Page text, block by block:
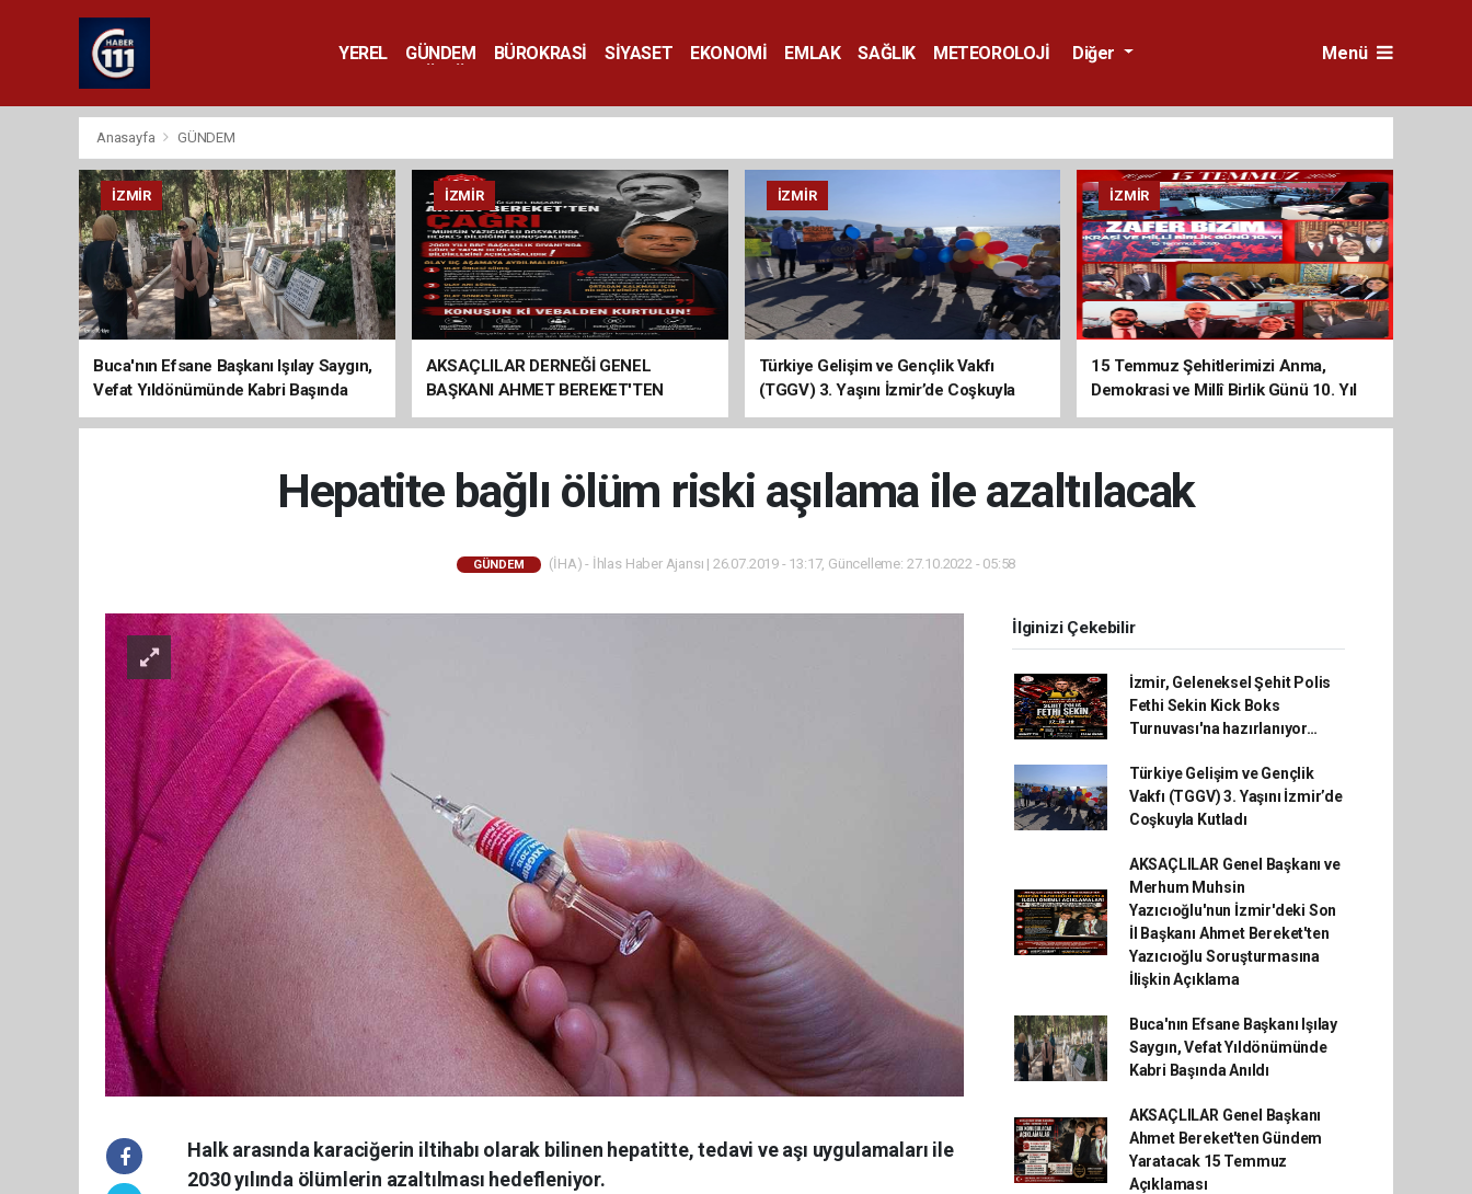
YEREL GÜNDEM BÜROKRASİ SİYASET EKONOMİ EMLAK SAĞLIK
METEOROLOJİ
Diğer Menü
Anasayfa GÜNDEM
İZMIR
Buca'nın Efsane Başkanı Işılay Saygın,
Vefat Yıldönümünde Kabri Başında
Anıldı
İZMIR
AKSAÇLILAR DERNEĞİ GENEL
BAŞKANI AHMET BEREKET'TEN
ÇAĞRI
İZMIR
Türkiye Gelişim ve Gençlik Vakfı
(TGGV) 3. Yaşını İzmir’de Coşkuyla
Kutladı
İZMIR
15 Temmuz Şehitlerimizi Anma,
Demokrasi ve Millî Birlik Günü 10. Yıl
Programına Yoğun Katılım
Hepatite bağlı ölüm riski aşılama ile azaltılacak
GÜNDEM (İHA) - İhlas Haber Ajansı | 26.07.2019 - 13:17, Güncelleme: 27.10.2022 - 05:58
Halk arasında karaciğerin iltihabı olarak bilinen hepatitte, tedavi ve aşı uygulamaları ile
2030 yılında ölümlerin azaltılması hedefleniyor.
İlginizi Çekebilir
İzmir, Geleneksel Şehit Polis
Fethi Sekin Kick Boks
Turnuvası'na hazırlanıyor…
Türkiye Gelişim ve Gençlik
Vakfı (TGGV) 3. Yaşını İzmir’de
Coşkuyla Kutladı
AKSAÇLILAR Genel Başkanı ve
Merhum Muhsin
Yazıcıoğlu'nun İzmir'deki Son
İl Başkanı Ahmet Bereket'ten
Yazıcıoğlu Soruşturmasına
İlişkin Açıklama
Buca'nın Efsane Başkanı Işılay
Saygın, Vefat Yıldönümünde
Kabri Başında Anıldı
AKSAÇLILAR Genel Başkanı
Ahmet Bereket'ten Gündem
Yaratacak 15 Temmuz
Açıklaması